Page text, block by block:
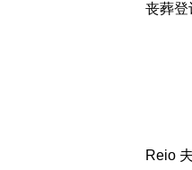
丧葬登
Reio